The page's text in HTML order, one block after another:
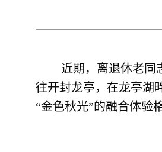
近期，离退休老同
往开封龙亭，在龙亭湖
“金色秋光”的融合体验